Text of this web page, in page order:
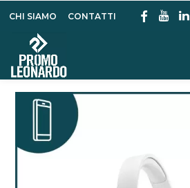
CHI SIAMO CONTATTI